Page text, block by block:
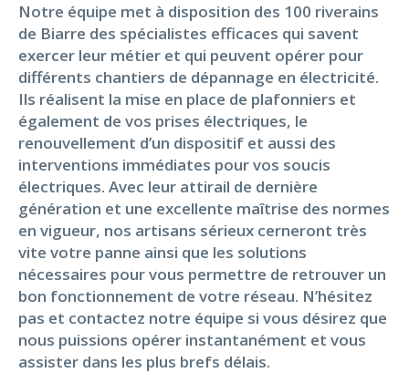
Notre équipe met à disposition des 100 riverains
de Biarre des spécialistes efficaces qui savent
exercer leur métier et qui peuvent opérer pour
différents chantiers de dépannage en électricité.
Ils réalisent la mise en place de plafonniers et
également de vos prises électriques, le
renouvellement d’un dispositif et aussi des
interventions immédiates pour vos soucis
électriques. Avec leur attirail de dernière
génération et une excellente maîtrise des normes
en vigueur, nos artisans sérieux cerneront très
vite votre panne ainsi que les solutions
nécessaires pour vous permettre de retrouver un
bon fonctionnement de votre réseau. N’hésitez
pas et contactez notre équipe si vous désirez que
nous puissions opérer instantanément et vous
assister dans les plus brefs délais.